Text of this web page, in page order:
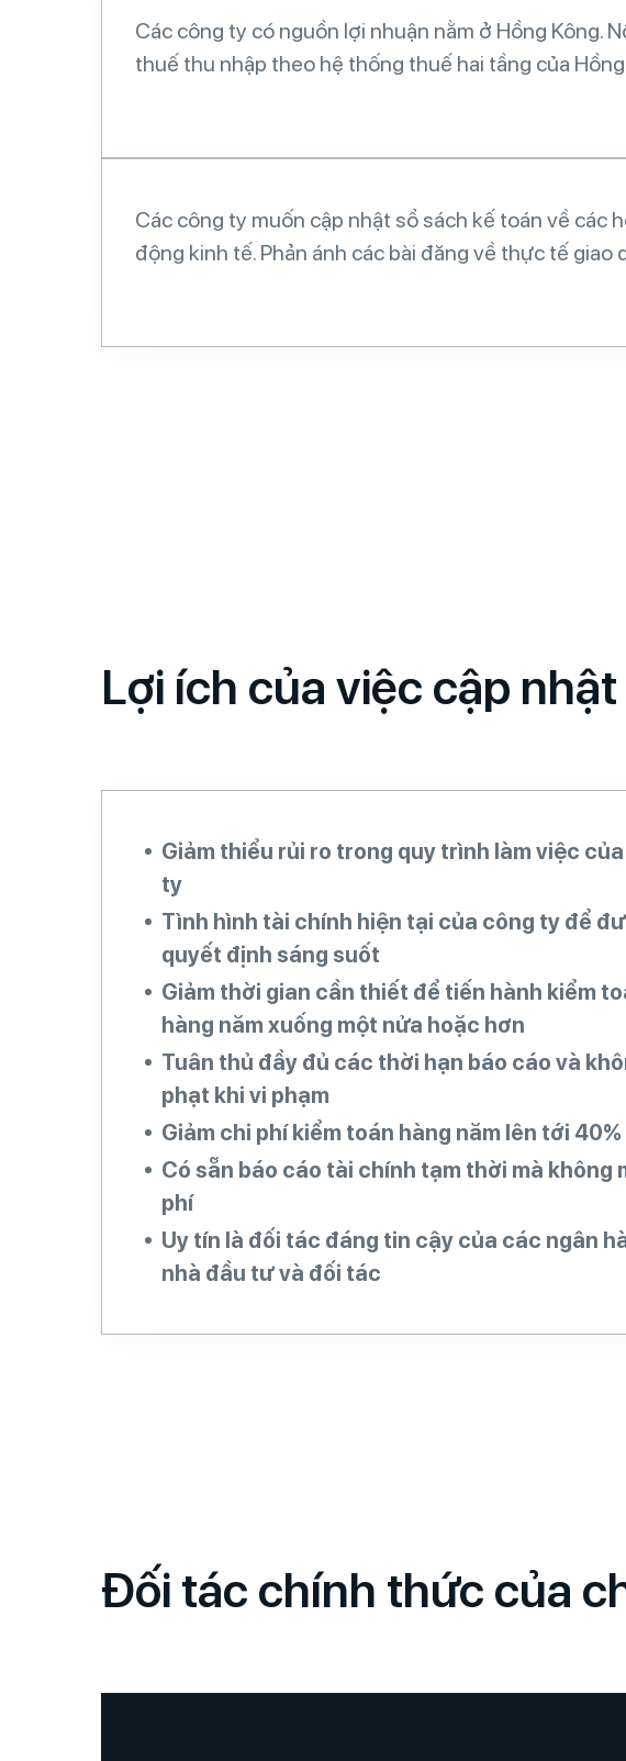
Các công ty có nguồn lợi nhuận nằm ở Hồng Kông.
thuế thu nhập theo hệ thống thuế hai tầng của
Các công ty muốn cập nhật sổ sách kế toán về các
động kinh tế. Phản ánh các bài đăng về thực tế giao
Lợi ích của việc cập
Giảm thiểu rủi ro trong quy trình làm việc
ty
Tình hình tài chính hiện tại của công ty để
quyết định sáng suốt
Giảm thời gian cần thiết để tiến hành kiểm
hàng năm xuống một nửa hoặc hơn
Tuân thủ đầy đủ các thời hạn báo cáo và
phạt khi vi phạm
Giảm chi phí kiểm toán hàng năm lên tới 40%
Có sẵn báo cáo tài chính tạm thời mà không
phí
Uy tín là đối tác đáng tin cậy của các ngân
nhà đầu tư và đối tác
Đối tác chính thức của